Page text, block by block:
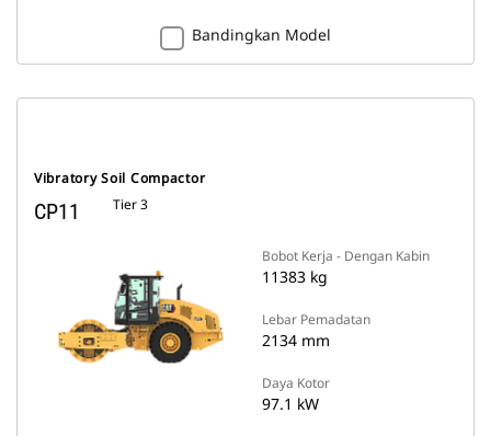
Bandingkan Model
Vibratory Soil Compactor
CP11 Tier 3
Bobot Kerja - Dengan Kabin
11383 kg
Lebar Pemadatan
2134 mm
Daya Kotor
97.1 kW